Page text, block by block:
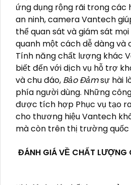
ứng dụng rộng rãi trong các
an ninh, camera Vantech
thể quan sát và giám sát
quanh một cách dễ dàng và
Tính năng chất lượng khác
biết đến với dịch vụ hỗ trợ
và chu đáo, Bảo Đảmsự hài
phía người dùng. Những
được tích hợp Phục vụ tạo
cho thương hiệu Vantech
mà còn trên thị trường quốc
ĐÁNH GIÁ VỀ CHẤT LƯỢNG